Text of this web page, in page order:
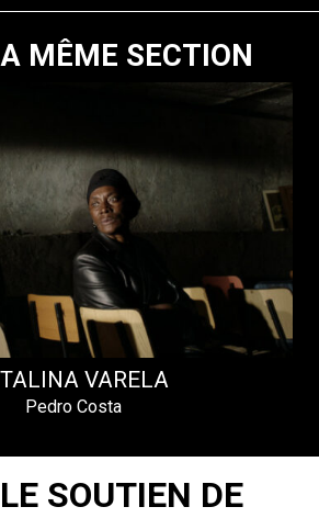
MÊME SECTION
VARELA
Pedro Costa
SOUTIEN DE